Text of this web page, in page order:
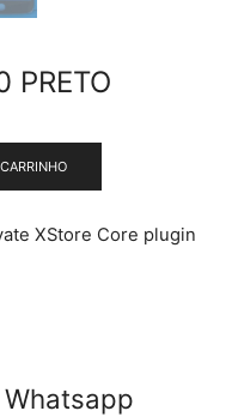
PRETO
XStore Core plugin